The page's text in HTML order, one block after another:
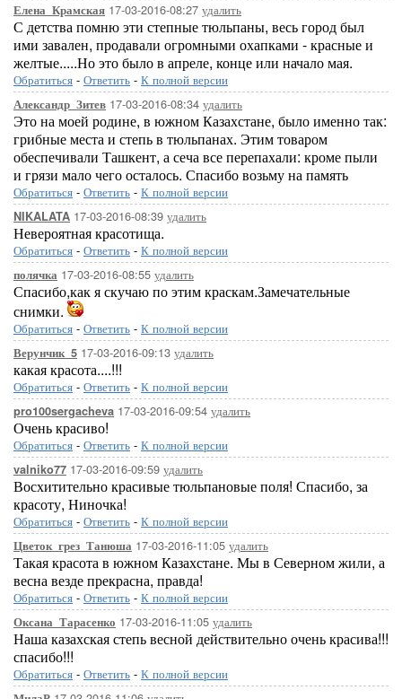
Елена_Крамская 17-03-2016-08:27 удалить
С детства помню эти степные тюльпаны, весь город был
ими завален, продавали огромными охапками - красные и
желтые.....Но это было в апреле, конце или начало мая.
Обратиться - Ответить - К полной версии
Александр_Зитев 17-03-2016-08:34 удалить
Это на моей родине, в южном Казахстане, было именно так:
грибные места и степь в тюльпанах. Этим товаром
обеспечивали Ташкент, а сеча все перепахали: кроме пыли
и грязи мало чего осталось. Спасибо возьму на память
Обратиться - Ответить - К полной версии
NIKALATA 17-03-2016-08:39 удалить
Невероятная красотища.
Обратиться - Ответить - К полной версии
полячка 17-03-2016-08:55 удалить
Спасибо,как я скучаю по этим краскам.Замечательные
снимки.
Обратиться - Ответить - К полной версии
Верунчик_5 17-03-2016-09:13 удалить
какая красота....!!!
Обратиться - Ответить - К полной версии
pro100sergacheva 17-03-2016-09:54 удалить
Очень красиво!
Обратиться - Ответить - К полной версии
valniko77 17-03-2016-09:59 удалить
Восхитительно красивые тюльпановые поля! Спасибо, за
красоту, Ниночка!
Обратиться - Ответить - К полной версии
Цветок_грез_Танюша 17-03-2016-11:05 удалить
Такая красота в южном Казахстане. Мы в Северном жили, а
весна везде прекрасна, правда!
Обратиться - Ответить - К полной версии
Оксана_Тарасенко 17-03-2016-11:05 удалить
Наша казахская степь весной действительно очень красива!!!
спасибо!!!
Обратиться - Ответить - К полной версии